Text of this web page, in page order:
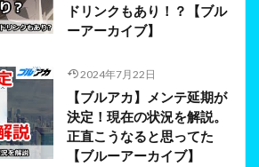
ドリンクもあり！？【ブル
ーアーカイブ】
2024年7月22日
【ブルアカ】メンテ延期が
決定！現在の状況を解説。
正直こうなると思ってた
【ブルーアーカイブ】